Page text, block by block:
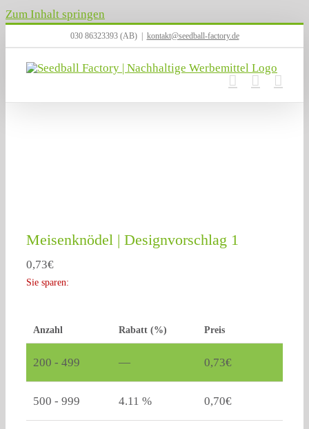
Zum Inhalt springen
030 86323393 (AB) kontakt@seedball-factory.de
Meisenknödel | Designvorschlag 1
0,73€
Sie sparen:
Anzahl Rabatt (%) Preis
200 - 499 — 0,73€
500 - 999 4.11 % 0,70€